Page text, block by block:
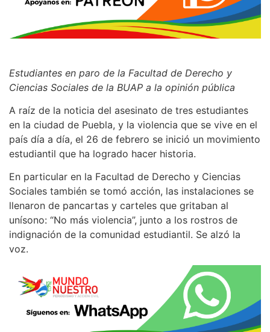
Estudiantes en paro de la Facultad de Derecho y
Ciencias Sociales de la BUAP a la opinión pública
A raíz de la noticia del asesinato de tres estudiantes
en la ciudad de Puebla, y la violencia que se vive en el
país día a día, el 26 de febrero se inició un movimiento
estudiantil que ha logrado hacer historia.
En particular en la Facultad de Derecho y Ciencias
Sociales también se tomó acción, las instalaciones se
llenaron de pancartas y carteles que gritaban al
unísono: “No más violencia”, junto a los rostros de
indignación de la comunidad estudiantil. Se alzó la
voz.